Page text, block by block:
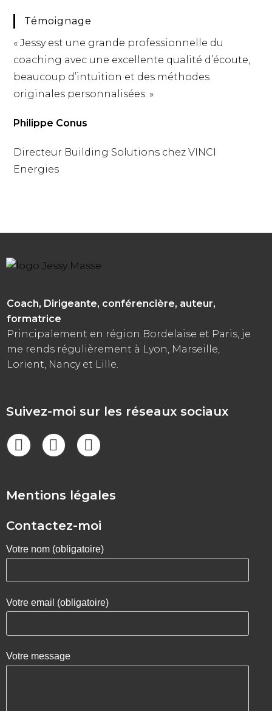
Témoignage
« Jessy est une grande professionnelle du
coaching avec une excellente qualité d’écoute,
beaucoup d’intuition et des méthodes
originales personnalisées. »
Philippe Conus
Directeur Building Solutions chez VINCI
Energies
Coach, Dirigeante, conférencière, auteur,
formatrice
Principalement en région Bordelaise et Paris, je
me rends régulièrement à Lyon, Marseille,
Lorient, Nancy et Lille.
Suivez-moi sur les réseaux sociaux
Mentions légales
Contactez-moi
Votre nom (obligatoire)
Votre email (obligatoire)
Votre message